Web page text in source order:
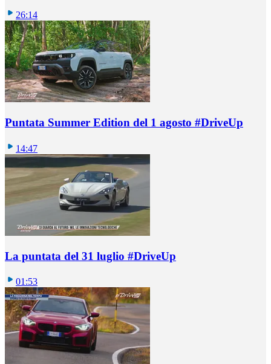
26:14
Puntata Summer Edition del 1 agosto #DriveUp
14:47
La puntata del 31 luglio #DriveUp
01:53